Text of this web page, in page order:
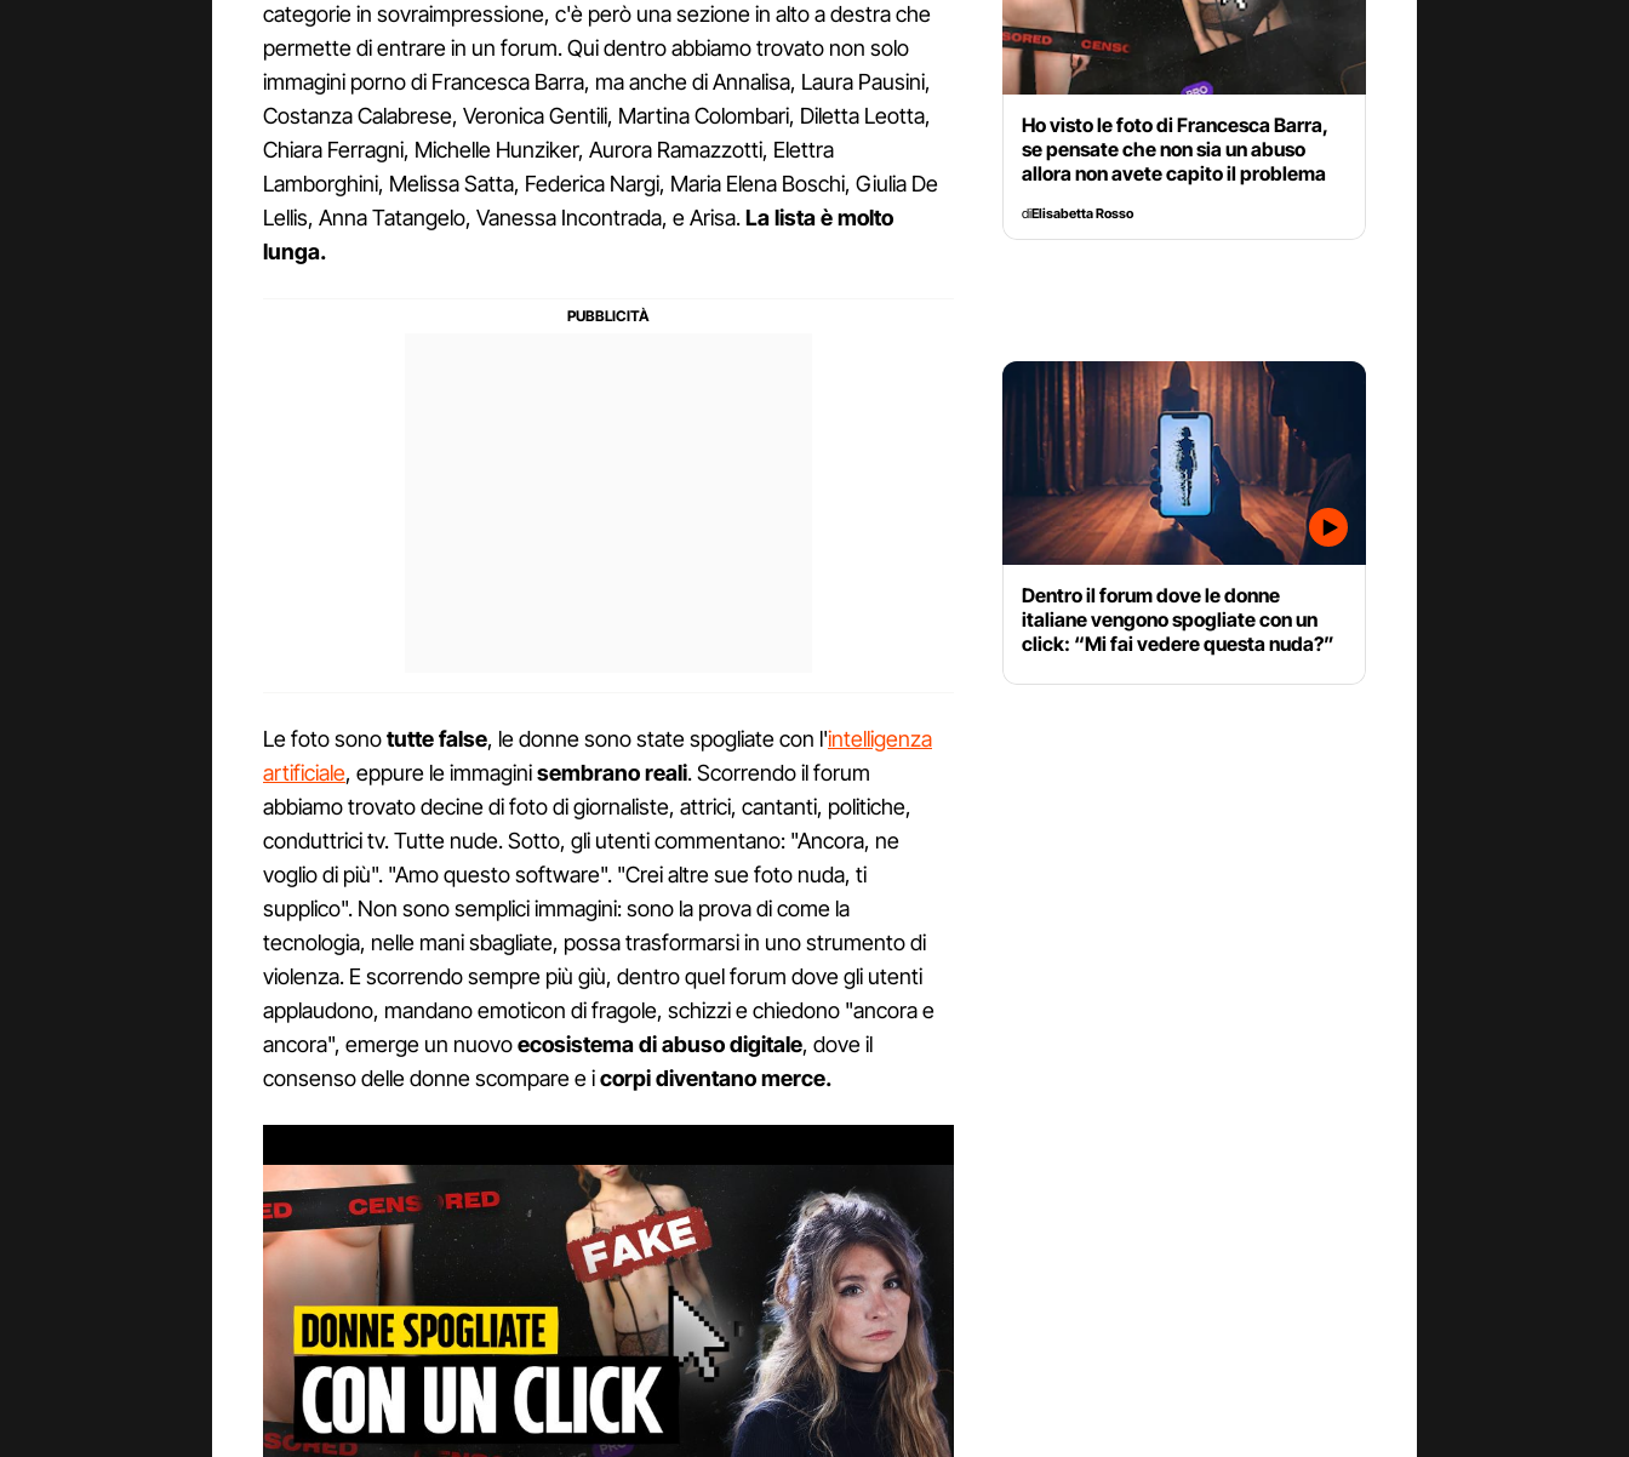
categorie in sovraimpressione, c'è però una sezione in alto a destra che
permette di entrare in un forum. Qui dentro abbiamo trovato non solo
immagini porno di Francesca Barra, ma anche di Annalisa, Laura Pausini,
Costanza Calabrese, Veronica Gentili, Martina Colombari, Diletta Leotta,
Chiara Ferragni, Michelle Hunziker, Aurora Ramazzotti, Elettra
Lamborghini, Melissa Satta, Federica Nargi, Maria Elena Boschi, Giulia De
Lellis, Anna Tatangelo, Vanessa Incontrada, e Arisa.La lista è molto
lunga.
Le foto sonotutte false, le donne sono state spogliate con l'intelligenza
artificiale, eppure le immaginisembrano reali. Scorrendo il forum
abbiamo trovato decine di foto di giornaliste, attrici, cantanti, politiche,
conduttrici tv. Tutte nude. Sotto, gli utenti commentano: "Ancora, ne
voglio di più". "Amo questo software". "Crei altre sue foto nuda, ti
supplico". Non sono semplici immagini: sono la prova di come la
tecnologia, nelle mani sbagliate, possa trasformarsi in uno strumento di
violenza. E scorrendo sempre più giù, dentro quel forum dove gli utenti
applaudono, mandano emoticon di fragole, schizzi e chiedono "ancora e
ancora", emerge un nuovoecosistema di abuso digitale, dove il
consenso delle donne scompare e icorpi diventano merce.
Ho visto le foto di Francesca Barra,
se pensate che non sia un abuso
allora non avete capito il problema
diElisabetta Rosso
Dentro il forum dove le donne
italiane vengono spogliate con un
click: “Mi fai vedere questa nuda?”